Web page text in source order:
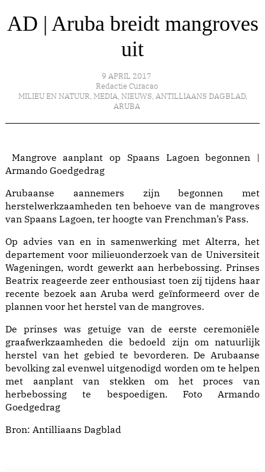
AD | Aruba breidt mangroves
uit
9 APRIL 2017
Redactie Curacao
MILIEU EN NATUUR, MEDIA, NIEUWS, ANTILLIAANS DAGBLAD,
ARUBA
Mangrove aanplant op Spaans Lagoen begonnen |
Armando Goedgedrag
Arubaanse aannemers zijn begonnen met
herstelwerkzaamheden ten behoeve van de mangroves
van Spaans Lagoen, ter hoogte van Frenchman’s Pass.
Op advies van en in samenwerking met Alterra, het
departement voor milieuonderzoek van de Universiteit
Wageningen, wordt gewerkt aan herbebossing. Prinses
Beatrix reageerde zeer enthousiast toen zij tijdens haar
recente bezoek aan Aruba werd geïnformeerd over de
plannen voor het herstel van de mangroves.
De prinses was getuige van de eerste ceremoniële
graafwerkzaamheden die bedoeld zijn om natuurlijk
herstel van het gebied te bevorderen. De Arubaanse
bevolking zal evenwel uitgenodigd worden om te helpen
met aanplant van stekken om het proces van
herbebossing te bespoedigen. Foto Armando
Goedgedrag
Bron: Antilliaans Dagblad